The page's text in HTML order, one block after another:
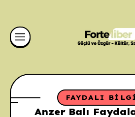
FAYDALI
Anzer Balı